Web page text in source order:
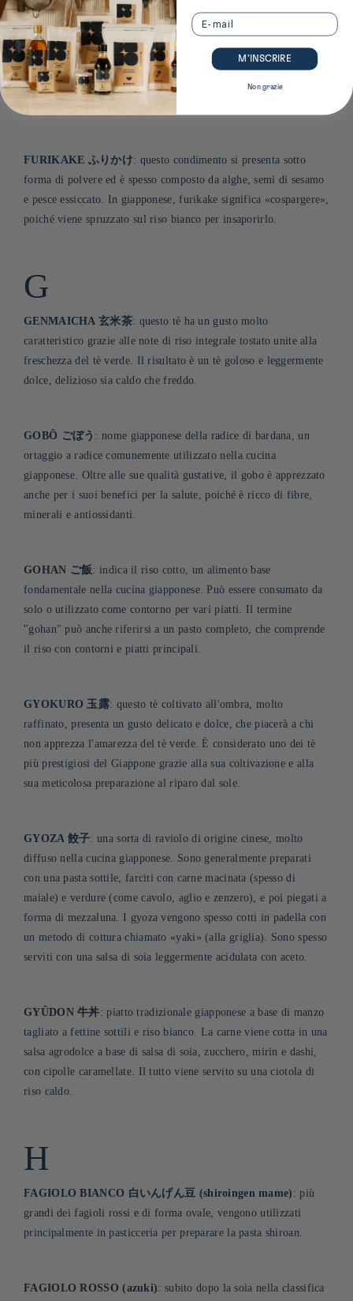
FARINA DI WARABI MOCHI わらび粉 (warabiko)
ingrediente fondamentale nella preparazione dell'impasto del
warabi mochi, un dolce a base di amido di warabi, una varietà di
felce. Il risultato è un dolce dalla consistenza gelatinosa, che
tradizionalmente viene ricoperto di kinako, polvere di soia
tostata, e di kuromitsu, lo sciroppo di zucchero di canna.
FURIKAKE ふりかけ: questo condimento si presenta sotto
forma di polvere ed è spesso composto da alghe, semi di sesamo
e pesce essiccato. In giapponese, furikake significa «cospargere»,
poiché viene spruzzato sul riso bianco per insaporirlo.
G
GENMAICHA 玄米茶: questo tè ha un gusto molto
caratteristico grazie alle note di riso integrale tostato unite alla
freschezza del tè verde. Il risultato è un tè goloso e leggermente
dolce, delizioso sia caldo che freddo.
GOBÔ ごぼう : nome giapponese della radice di bardana, un
ortaggio a radice comunemente utilizzato nella cucina
giapponese. Oltre alle sue qualità gustative, il gobo è apprezzato
anche per i suoi benefici per la salute, poiché è ricco di fibre,
minerali e antiossidanti.
GOHAN ご飯: indica il riso cotto, un alimento base
fondamentale nella cucina giapponese. Può essere consumato da
solo o utilizzato come contorno per vari piatti. Il termine
"gohan" può anche riferirsi a un pasto completo, che comprende
il riso con contorni e piatti principali.
GYOKURO 玉露: questo tè coltivato all'ombra, molto
raffinato, presenta un gusto delicato e dolce, che piacerà a chi
non apprezza l'amarezza del tè verde. È considerato uno dei tè
più prestigiosi del Giappone grazie alla sua coltivazione e alla
sua meticolosa preparazione al riparo dal sole.
GYOZA 餃子: una sorta di raviolo di origine cinese, molto
diffuso nella cucina giapponese. Sono generalmente preparati
con una pasta sottile, farciti con carne macinata (spesso di
maiale) e verdure (come cavolo, aglio e zenzero), e poi piegati a
forma di mezzaluna. I gyoza vengono spesso cotti in padella con
un metodo di cottura chiamato «yaki» (alla griglia). Sono spesso
serviti con una salsa di soia leggermente acidulata con aceto.
GYÛDON 牛丼: piatto tradizionale giapponese a base di manzo
tagliato a fettine sottili e riso bianco. La carne viene cotta in una
salsa agrodolce a base di salsa di soia, zucchero, mirin e dashi,
con cipolle caramellate. Il tutto viene servito su una ciotola di
riso caldo.
H
FAGIOLO BIANCO 白いんげん豆 (shiroingen mame) : più
grandi dei fagioli rossi e di forma ovale, vengono utilizzati
principalmente in pasticceria per preparare la pasta shiroan.
FAGIOLO ROSSO (azuki): subito dopo la soia nella classifica
Email
M’INSCRIRE
Non grazie